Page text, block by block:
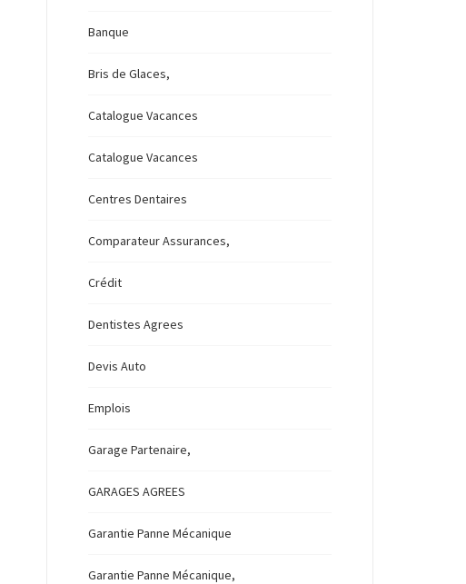
Banque
Bris de Glaces,
Catalogue Vacances
Catalogue Vacances
Centres Dentaires
Comparateur Assurances,
Crédit
Dentistes Agrees
Devis Auto
Emplois
Garage Partenaire,
GARAGES AGREES
Garantie Panne Mécanique
Garantie Panne Mécanique,